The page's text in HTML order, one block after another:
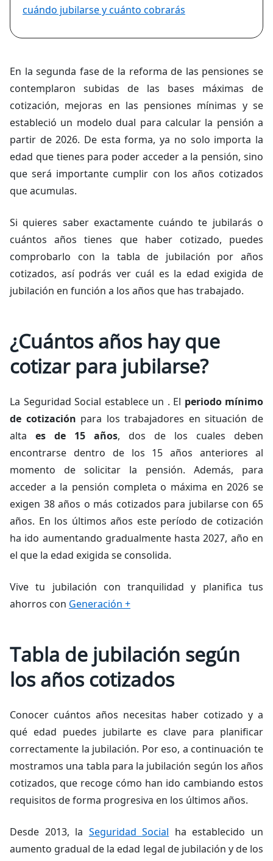
cuándo jubilarse y cuánto cobrarás
En la segunda fase de la reforma de las pensiones se
contemplaron subidas de las bases máximas de
cotización, mejoras en las pensiones mínimas y se
estableció un modelo dual para calcular la pensión a
partir de 2026. De esta forma, ya no solo importa la
edad que tienes para poder acceder a la pensión, sino
que será importante cumplir con los años cotizados
que acumulas.
Si quieres saber exactamente cuándo te jubilarás o
cuántos años tienes que haber cotizado, puedes
comprobarlo con la tabla de jubilación por años
cotizados, así podrás ver cuál es la edad exigida de
jubilación en función a los años que has trabajado.
¿Cuántos años hay que
cotizar para jubilarse?
La Seguridad Social establece un . El periodo mínimo
de cotización para los trabajadores en situación de
alta es de 15 años, dos de los cuales deben
encontrarse dentro de los 15 años anteriores al
momento de solicitar la pensión. Además, para
acceder a la pensión completa o máxima en 2026 se
exigen 38 años o más cotizados para jubilarse con 65
años. En los últimos años este período de cotización
ha ido aumentando gradualmente hasta 2027, año en
el que la edad exigida se consolida.
Vive tu jubilación con tranquilidad y planifica tus
ahorros con Generación +
Tabla de jubilación según
los años cotizados
Conocer cuántos años necesitas haber cotizado y a
qué edad puedes jubilarte es clave para planificar
correctamente la jubilación. Por eso, a continuación te
mostramos una tabla para la jubilación según los años
cotizados, que recoge cómo han ido cambiando estos
requisitos de forma progresiva en los últimos años.
Desde 2013, la Seguridad Social ha establecido un
aumento gradual de la edad legal de jubilación y de los